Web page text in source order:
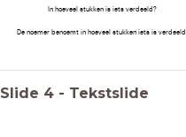
In hoeveel stukken is iets verdeeld?
De noemer benoemt in hoeveel stukken iets is verdeeld.
Slide 4 - Tekstslide